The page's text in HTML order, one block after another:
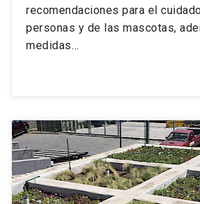
recomendaciones para el
personas y de las mascotas,
medidas…